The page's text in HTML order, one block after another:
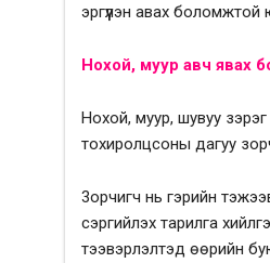
эргүүлэн авах боломжтой
Нохой, муур авч явах
Нохой, муур, шувуу
тохиролцсоны дагуу
3орчигч нь гэрийн
сэргийлэх тарилга
тээвэрлэлтэд өөрийн